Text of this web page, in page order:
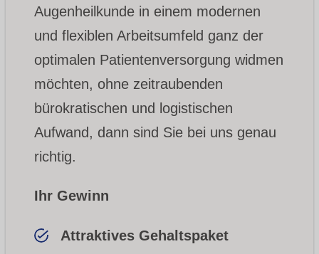
Augenheilkunde in einem modernen
und flexiblen Arbeitsumfeld ganz der
optimalen Patientenversorgung widmen
möchten, ohne zeitraubenden
bürokratischen und logistischen
Aufwand, dann sind Sie bei uns genau
richtig.
Ihr Gewinn
Attraktives Gehaltspaket